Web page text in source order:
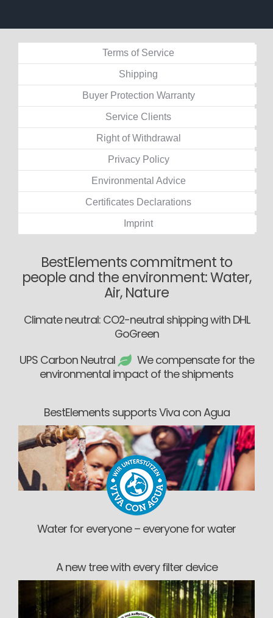
Terms of Service
Shipping
Buyer Protection Warranty
Service Clients
Right of Withdrawal
Privacy Policy
Environmental Advice
Certificates Declarations
Imprint
BestElements commitment to
people and the environment: Water,
Air, Nature
Climate neutral: CO2-neutral shipping with DHL
GoGreen
UPS Carbon Neutral
We compensate for the
environmental impact of the shipments
BestElements supports Viva con Agua
Water for everyone – everyone for water
A new tree with every filter device